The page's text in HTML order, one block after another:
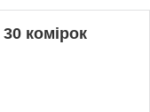
комірок